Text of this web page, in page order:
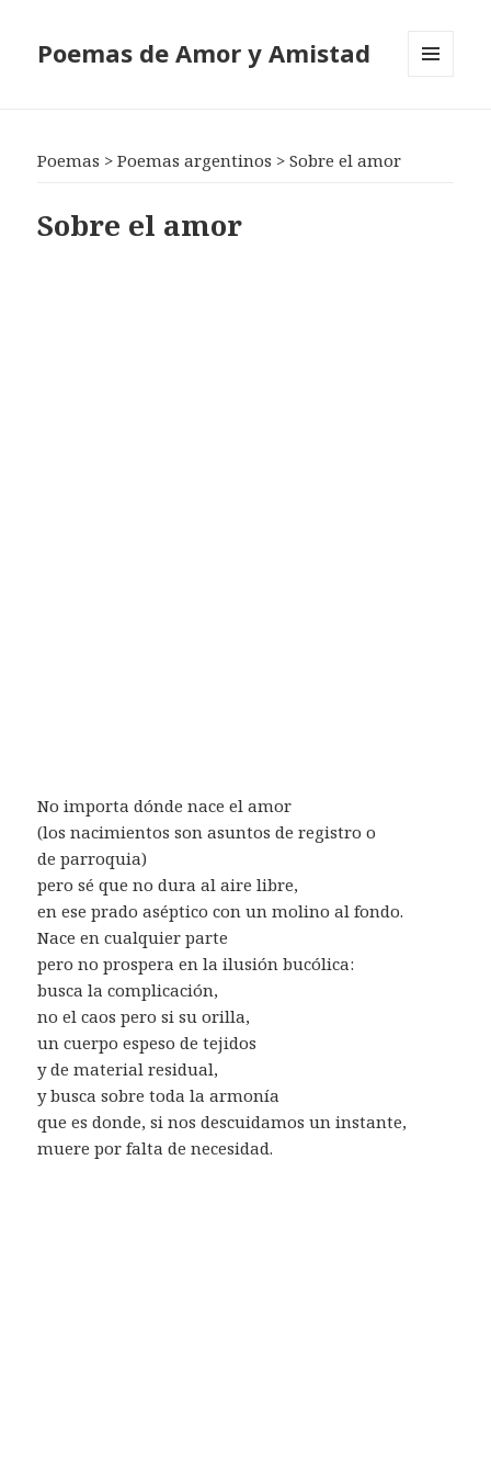
Poemas de Amor y Amistad
Poemas >Poemas argentinos >Sobre el amor
Sobre el amor
No importa dónde nace el amor
(los nacimientos son asuntos de registro o
de parroquia)
pero sé que no dura al aire libre,
en ese prado aséptico con un molino al fondo.
Nace en cualquier parte
pero no prospera en la ilusión bucólica:
busca la complicación,
no el caos pero si su orilla,
un cuerpo espeso de tejidos
y de material residual,
y busca sobre toda la armonía
que es donde, si nos descuidamos un instante,
muere por falta de necesidad.